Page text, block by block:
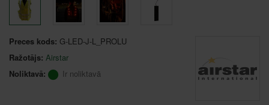
Preces kods: G-LED-J-L_PROLU
Ražotājs: Airstar
Noliktavā:
Ir noliktavā